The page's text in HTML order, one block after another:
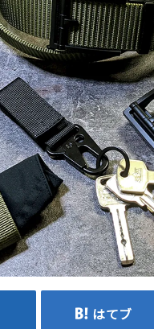
はてブ